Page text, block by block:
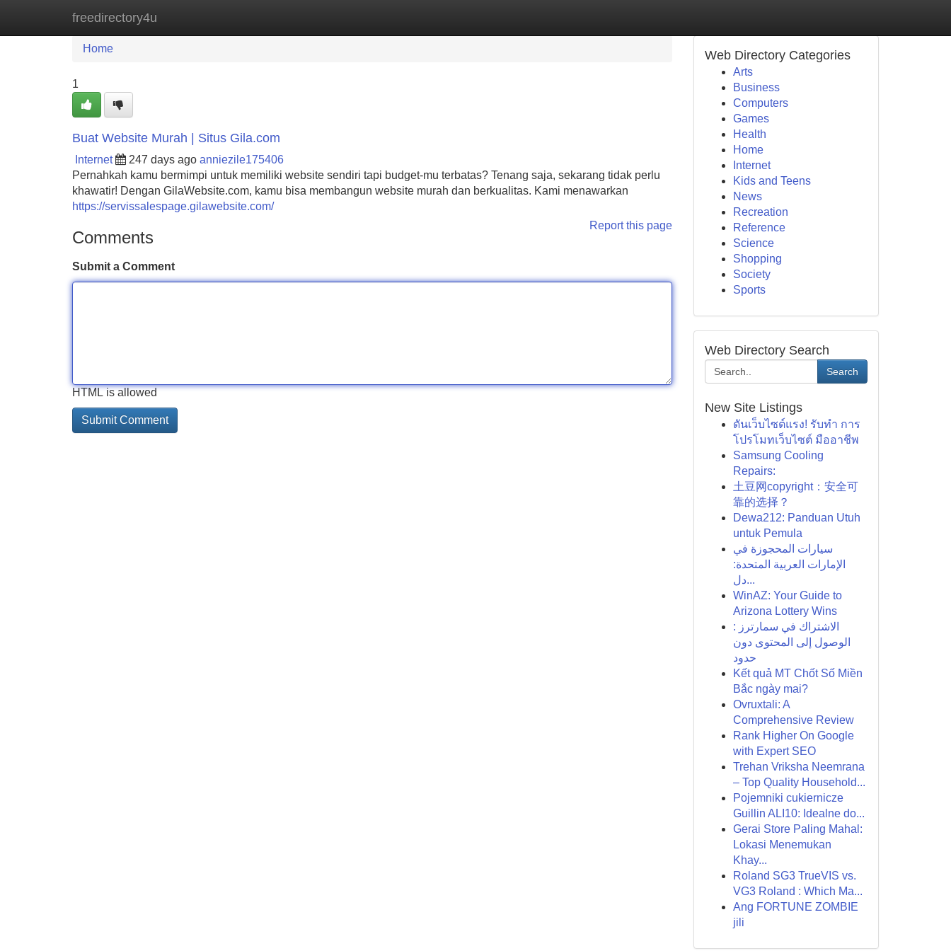
freedirectory4u
Home New Site Listings
Home
1
Buat Website Murah | Situs Gila.com
Internet 247 days ago anniezile175406
Pernahkah kamu bermimpi untuk memiliki website sendiri tapi budget-mu terbatas? Tenang saja, sekarang tidak perlu
khawatir! Dengan GilaWebsite.com, kamu bisa membangun website murah dan berkualitas. Kami menawarkan
https://servissalespage.gilawebsite.com/
Report this page
Comments
Submit a Comment
HTML is allowed
Web Directory Categories
Arts
Business
Computers
Games
Health
Home
Internet
Kids and Teens
News
Recreation
Reference
Science
Shopping
Society
Sports
Web Directory Search
Search
New Site Listings
ดันเว็บไซต์แรง! รับทำ การ
โปรโมทเว็บไซต์ มืออาชีพ
Samsung Cooling
Repairs:
土豆网copyright：安全可
靠的选择？
Dewa212: Panduan Utuh
untuk Pemula
سيارات المحجوزة في
الإمارات العربية المتحدة:
دل...
WinAZ: Your Guide to
Arizona Lottery Wins
الاشتراك في سمارترز :
الوصول إلى المحتوى دون
حدود
Kết quả MT Chốt Số Miền
Bắc ngày mai?
Ovruxtali: A
Comprehensive Review
Rank Higher On Google
with Expert SEO
Trehan Vriksha Neemrana
– Top Quality Household...
Pojemniki cukiernicze
Guillin ALI10: Idealne do...
Gerai Store Paling Mahal:
Lokasi Menemukan
Khay...
Roland SG3 TrueVIS vs.
VG3 Roland : Which Ma...
Ang FORTUNE ZOMBIE
jili